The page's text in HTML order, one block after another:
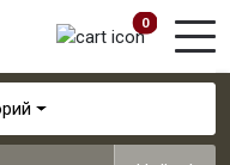
0